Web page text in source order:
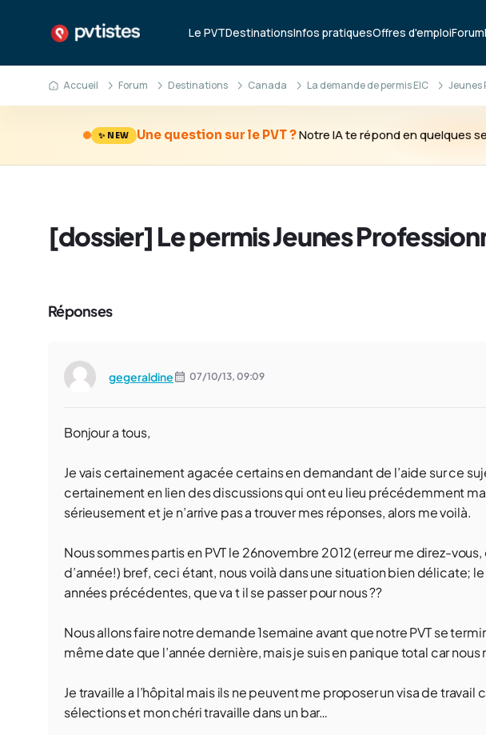
Le PVTDestinationsInfos pratiquesOffres d'emploiForum
Accueil Forum Destinations Canada La demande de permis EIC Jeunes
✨ NEW Une question sur le PVT ?Notre IA te répond en quelques
[dossier] Le permis Jeunes
Réponses
gegeraldine 07/10/13, 09:09
Bonjour a tous,
Je vais certainement agacée certains en demandant de l’aide sur ce
certainement en lien des discussions qui ont eu lieu précédemment
sérieusement et je n’arrive pas a trouver mes réponses, alors me voilà.
Nous sommes partis en PVT le 26novembre 2012 (erreur me direz-
d’année!) bref, ceci étant, nous voilà dans une situation bien délicate;
années précédentes, que va t il se passer pour nous ??
Nous allons faire notre demande 1semaine avant que notre PVT se
même date que l’année dernière, mais je suis en panique total car
Je travaille a l’hôpital mais ils ne peuvent me proposer un visa de
sélections et mon chéri travaille dans un bar…